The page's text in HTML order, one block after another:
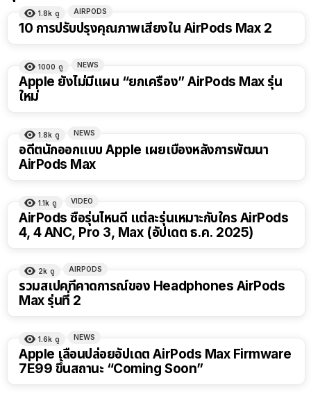
1.8k ดู AIRPODS
10 การปรับปรุงคุณภาพเสียงใน AirPods Max 2
1000 ดู NEWS
Apple ยังไม่มีแผน “ยกเครื่อง” AirPods Max รุ่น
ใหม่
1.8k ดู NEWS
อดีตนักออกแบบ Apple เผยเบื้องหลังการพัฒนา
AirPods Max
1.1k ดู VIDEO
AirPods ซื้อรุ่นไหนดี แต่ละรุ่นเหมาะกับใคร AirPods
4, 4 ANC, Pro 3, Max (อัปเดต ธ.ค. 2025)
2k ดู AIRPODS
รวมสเปคที่คาดการณ์ของ Headphones AirPods
Max รุ่นที่ 2
1.6k ดู NEWS
Apple เลื่อนปล่อยอัปเดต AirPods Max Firmware
7E99 ขึ้นสถานะ “Coming Soon”